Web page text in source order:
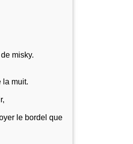
misky.
la muit.
le bordel que